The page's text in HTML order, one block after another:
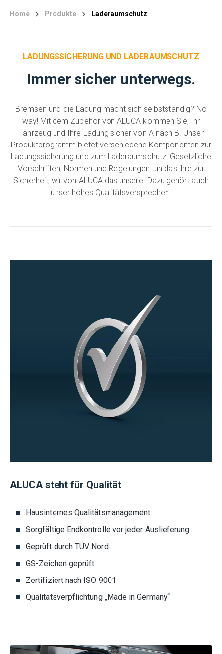
Home Produkte Laderaumschutz
LADUNGSSICHERUNG UND LADERAUMSCHUTZ
Immer sicher unterwegs.
Bremsen und die Ladung macht sich selbstständig? No
way! Mit dem Zubehör von ALUCA kommen Sie, Ihr
Fahrzeug und Ihre Ladung sicher von A nach B. Unser
Produktprogramm bietet verschiedene Komponenten zur
Ladungssicherung und zum Laderaumschutz. Gesetzliche
Vorschriften, Normen und Regelungen tun das ihre zur
Sicherheit, wir von ALUCA das unsere. Dazu gehört auch
unser hohes Qualitätsversprechen.
ALUCA steht für Qualität
Hausinternes Qualitätsmanagement
Sorgfältige Endkontrolle vor jeder Auslieferung
Geprüft durch TÜV Nord
GS-Zeichen geprüft
Zertifiziert nach ISO 9001
Qualitätsverpflichtung „Made in Germany“